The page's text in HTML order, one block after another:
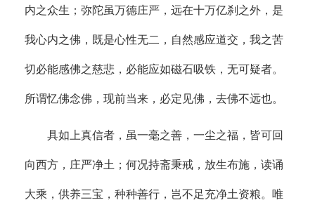
内之众生；弥陀虽万德庄严，远在十万亿刹之外，是
我心内之佛，既是心性无二，自然感应道交，我之苦
切必能感佛之慈悲，必能应如磁石吸铁，无可疑者。
所谓忆佛念佛，现前当来，必定见佛，去佛不远也。
具如上真信者，虽一毫之善，一尘之福，皆可回
向西方，庄严净土；何况持斋秉戒，放生布施，读诵
大乘，供养三宝，种种善行，岂不足充净土资粮。唯